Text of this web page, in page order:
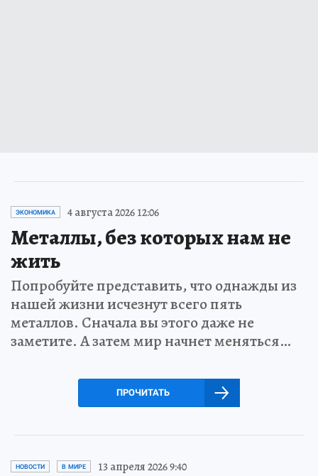
ЭКОНОМИКА 4 августа 2026 12:06
Металлы, без которых нам не
жить
Попробуйте представить, что однажды из
нашей жизни исчезнут всего пять
металлов. Сначала вы этого даже не
заметите. А затем мир начнет меняться…
ПРОЧИТАТЬ
НОВОСТИ В МИРЕ 13 апреля 2026 9:40